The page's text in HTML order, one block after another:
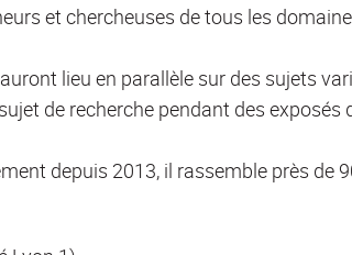
et chercheuses de tous les
lieu en parallèle sur des sujets
de recherche pendant des exposés
depuis 2013, il rassemble près de